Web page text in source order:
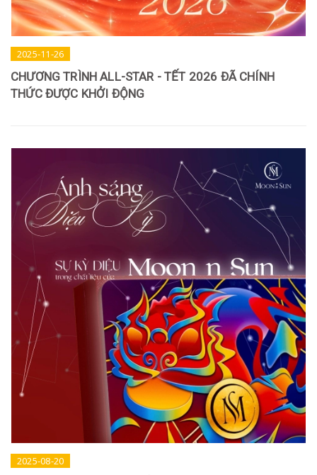
2025-11-26
CHƯƠNG TRÌNH ALL-STAR - TẾT 2026 ĐÃ CHÍNH
THỨC ĐƯỢC KHỞI ĐỘNG
2025-08-20